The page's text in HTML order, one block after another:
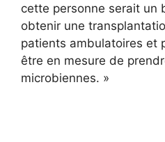
cette personne serait un
obtenir une
patients ambulatoires et
être en mesure de
microbiennes. »